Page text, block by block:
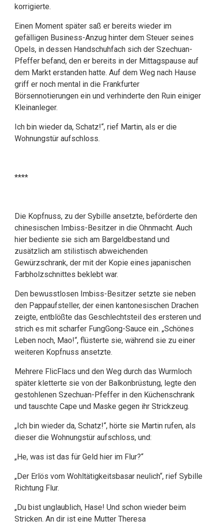
korrigierte.
Einen Moment später saß er bereits wieder im
gefälligen Business-Anzug hinter dem Steuer seines
Opels, in dessen Handschuhfach sich der Szechuan-
Pfeffer befand, den er bereits in der Mittagspause auf
dem Markt erstanden hatte. Auf dem Weg nach Hause
griff er noch mental in die Frankfurter
Börsennotierungen ein und verhinderte den Ruin einiger
Kleinanleger.
Ich bin wieder da, Schatz!“, rief Martin, als er die
Wohnungstür aufschloss.
****
Die Kopfnuss, zu der Sybille ansetzte, beförderte den
chinesischen Imbiss-Besitzer in die Ohnmacht. Auch
hier bediente sie sich am Bargeldbestand und
zusätzlich am stilistisch abweichenden
Gewürzschrank, der mit der Kopie eines japanischen
Farbholzschnittes beklebt war.
Den bewusstlosen Imbiss-Besitzer setzte sie neben
den Pappaufsteller, der einen kantonesischen Drachen
zeigte, entblößte das Geschlechtsteil des ersteren und
strich es mit scharfer FungGong-Sauce ein. „Schönes
Leben noch, Mao!“, flüsterte sie, während sie zu einer
weiteren Kopfnuss ansetzte.
Mehrere FlicFlacs und den Weg durch das Wurmloch
später kletterte sie von der Balkonbrüstung, legte den
gestohlenen Szechuan-Pfeffer in den Küchenschrank
und tauschte Cape und Maske gegen ihr Strickzeug.
„Ich bin wieder da, Schatz!“, hörte sie Martin rufen, als
dieser die Wohnungstür aufschloss, und:
„He, was ist das für Geld hier im Flur?“
„Der Erlös vom Wohltätigkeitsbasar neulich“, rief Sybille
Richtung Flur.
„Du bist unglaublich, Hase! Und schon wieder beim
Stricken. An dir ist eine Mutter Theresa